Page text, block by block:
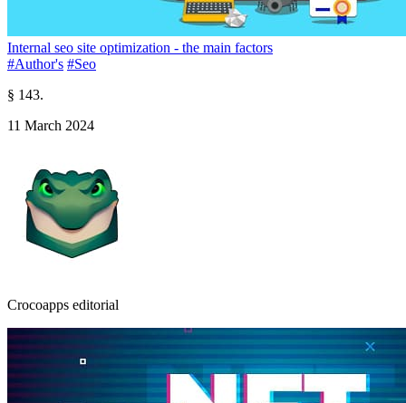
Internal seo site optimization - the main factors
#Author's #Seo
§ 143.
11 March 2024
Crocoapps editorial